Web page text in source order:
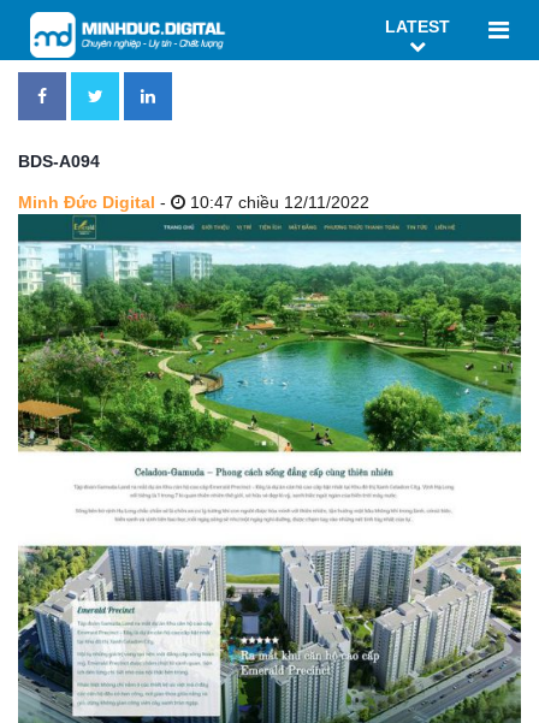
LATEST
BDS-A094
Minh Đức Digital - 10:47 chiều 12/11/2022